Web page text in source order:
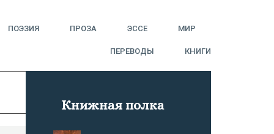
ПОЭЗИЯ ПРОЗА ЭССЕ МИР
ПЕРЕВОДЫ КНИГИ
Книжная полка